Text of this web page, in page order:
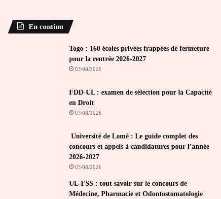
En continu
Togo : 160 écoles privées frappées de fermeture
pour la rentrée 2026-2027
03/08/2026
FDD-UL : examen de sélection pour la Capacité
en Droit
03/08/2026
Université de Lomé : Le guide complet des
concours et appels à candidatures pour l’année
2026-2027
03/08/2026
UL-FSS : tout savoir sur le concours de
Médecine, Pharmacie et Odontostomatologie